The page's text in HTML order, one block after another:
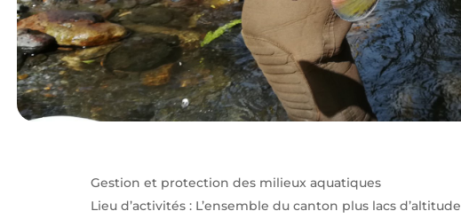
Gestion et protection des milieux aquatiques
Lieu d’activités : L’ensemble du canton plus lacs d’altitude